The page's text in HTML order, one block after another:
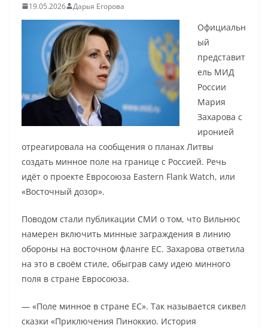
19.05.2026 Дарья Егорова
Официальн
ый
представит
ель МИД
России
Мария
Захарова с
иронией
отреагировала на сообщения о планах Литвы
создать минное поле на границе с Россией. Речь
идёт о проекте Евросоюза Eastern Flank Watch, или
«Восточный дозор».
Поводом стали публикации СМИ о том, что Вильнюс
намерен включить минные заграждения в линию
обороны на восточном фланге ЕС. Захарова ответила
на это в своём стиле, обыграв саму идею минного
поля в стране Евросоюза.
— «Поле минное в стране ЕС». Так называется сиквел
сказки «Приключения Пиноккио. История